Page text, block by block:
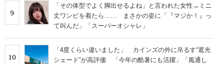
9
「その体型でよく脚出せるよね」と言われた女性→ミニ
丈ワンピを着たら…… まさかの姿に「『マジか！』っ
て叫んだ」「スーパーオシャレ」
10
「4度くらい違いました」 カインズの外に吊るす“遮光
シェード”が高評価 「今年の酷暑にも活躍」「風通し